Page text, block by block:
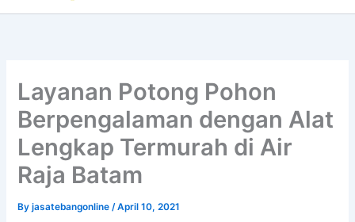
Layanan Potong Pohon
Berpengalaman dengan Alat
Lengkap Termurah di Air
Raja Batam
Byjasatebangonline/April 10, 2021